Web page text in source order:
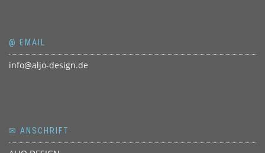
@ EMAIL
info@aljo-design.de
✉ ANSCHRIFT